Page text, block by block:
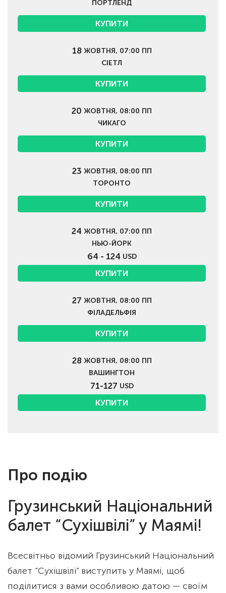
ПОРТЛЕНД
КУПИТИ
18ЖОВТНЯ, 07:00 ПП
СІЕТЛ
КУПИТИ
20 ЖОВТНЯ, 08:00 ПП
ЧИКАГО
КУПИТИ
23 ЖОВТНЯ, 08:00 ПП
ТОРОНТО
КУПИТИ
24 ЖОВТНЯ, 07:00 ПП
НЬЮ-ЙОРК
64 - 124 USD
КУПИТИ
27 ЖОВТНЯ, 08:00 ПП
ФІЛАДЕЛЬФІЯ
КУПИТИ
28ЖОВТНЯ, 08:00 ПП
ВАШИНГТОН
71-127 USD
КУПИТИ
Про подію
Грузинський Національний
балет “Сухішвілі” у Маямі!
Всесвітньо відомий Грузинський Національний
балет “Сухішвілі” виступить у Маямі, щоб
поділитися з вами особливою датою — своїм